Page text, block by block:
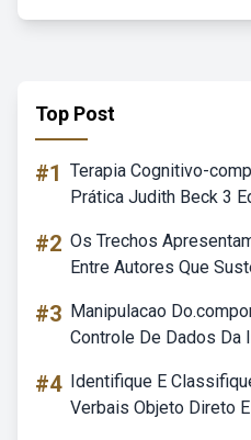
Top Post
#1 Terapia Cognitivo-
Prática Judith Beck 3
#2 Os Trechos
Entre Autores Que
#3 Manipulacao
Controle De Dados Da
#4 Identifique E
Verbais Objeto Direto